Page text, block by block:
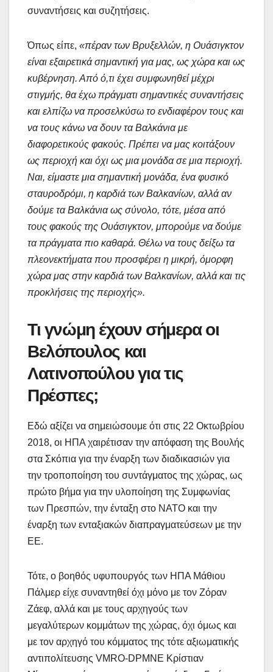
συναντήσεις και συζητήσεις.
Όπως είπε, «πέραν των Βρυξελλών, η Ουάσιγκτον
είναι εξαιρετικά σημαντική για μας, ως χώρα και ως
κυβέρνηση. Από ό,τι έχει συμφωνηθεί μέχρι
στιγμής, θα έχω πράγματι σημαντικές συναντήσεις
και ελπίζω να προσελκύσω το ενδιαφέρον τους και
να τους κάνω να δουν τα Βαλκάνια με
διαφορετικούς φακούς. Πρέπει να μας κοιτάξουν
ως περιοχή και όχι ως μια μονάδα σε μια περιοχή.
Ναι, είμαστε μια σημαντική μονάδα, ένα φυσικό
σταυροδρόμι, η καρδιά των Βαλκανίων, αλλά αν
δούμε τα Βαλκάνια ως σύνολο, τότε, μέσα από
τους φακούς της Ουάσιγκτον, μπορούμε να δούμε
τα πράγματα πιο καθαρά. Θέλω να τους δείξω τα
πλεονεκτήματα που προσφέρει η μικρή, όμορφη
χώρα μας στην καρδιά των Βαλκανίων, αλλά και τις
προκλήσεις της περιοχής».
Τι γνώμη έχουν σήμερα οι
Βελόπουλος και
Λατινοπούλου για τις
Πρέσπες;
Εδώ αξίζει να σημειώσουμε ότι στις 22 Οκτωβρίου
2018, οι ΗΠΑ χαιρέτισαν την απόφαση της Βουλής
στα Σκόπια για την έναρξη των διαδικασιών για
την τροποποίηση του συντάγματος της χώρας, ως
πρώτο βήμα για την υλοποίηση της Συμφωνίας
των Πρεσπών, την ένταξη στο ΝΑΤΟ και την
έναρξη των ενταξιακών διαπραγματεύσεων με την
ΕΕ.
Τότε, ο βοηθός υφυπουργός των ΗΠΑ Μάθιου
Πάλμερ είχε συναντηθεί όχι μόνο με τον Ζόραν
Ζάεφ, αλλά και με τους αρχηγούς των
μεγαλύτερων κομμάτων της χώρας, όχι όμως και
με τον αρχηγό του κόμματος της τότε αξιωματικής
αντιπολίτευσης VMRO-DPMNE Κρίστιαν